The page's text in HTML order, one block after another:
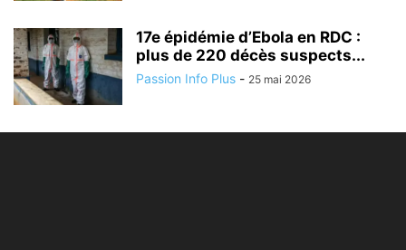
17e épidémie d’Ebola en RDC :
plus de 220 décès suspects...
Passion Info Plus - 25 mai 2026